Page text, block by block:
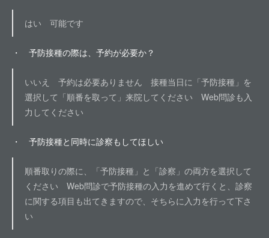
はい 可能です
・ 予防接種の際は、予約が必要か？
いいえ 予約は必要ありません 接種当日に「予防接種」を
選択して「順番を取って」来院してください Web問診も入
力してください
・ 予防接種と同時に診察もしてほしい
順番取りの際に、「予防接種」と「診察」の両方を選択して
ください Web問診で予防接種の入力を進めて行くと、診察
に関する項目も出てきますので、そちらに入力を行って下さ
い